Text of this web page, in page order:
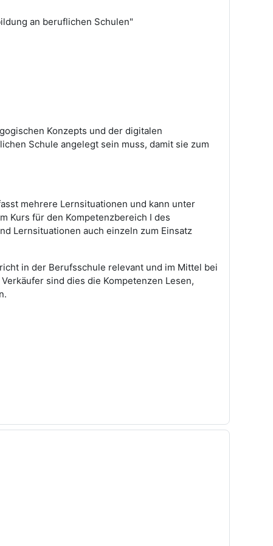
an beruflichen Schulen"
Konzepts und der digitalen
Schule angelegt sein muss, damit sie zum
mehrere Lernsituationen und kann unter
Kurs für den Kompetenzbereich I des
Lernsituationen auch einzeln zum Einsatz
in der Berufsschule relevant und im Mittel bei
sind dies die Kompetenzen Lesen,